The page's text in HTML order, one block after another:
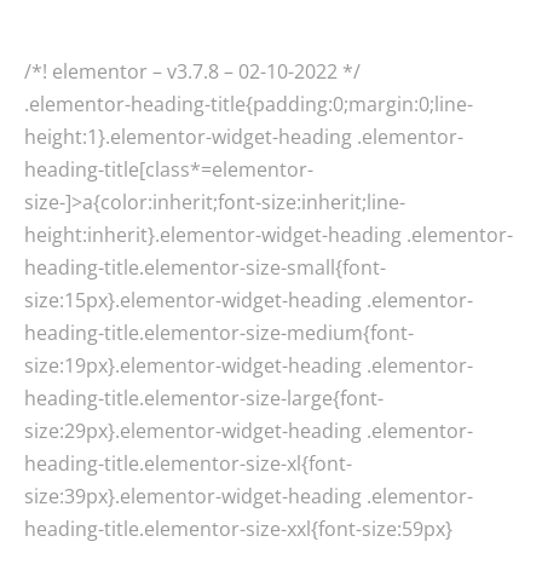
/*! elementor – v3.7.8 – 02-10-2022 */
.elementor-heading-title{padding:0;margin:0;line-
height:1}.elementor-widget-heading .elementor-
heading-title[class*=elementor-
size-]>a{color:inherit;font-size:inherit;line-
height:inherit}.elementor-widget-heading .elementor-
heading-title.elementor-size-small{font-
size:15px}.elementor-widget-heading .elementor-
heading-title.elementor-size-medium{font-
size:19px}.elementor-widget-heading .elementor-
heading-title.elementor-size-large{font-
size:29px}.elementor-widget-heading .elementor-
heading-title.elementor-size-xl{font-
size:39px}.elementor-widget-heading .elementor-
heading-title.elementor-size-xxl{font-size:59px}